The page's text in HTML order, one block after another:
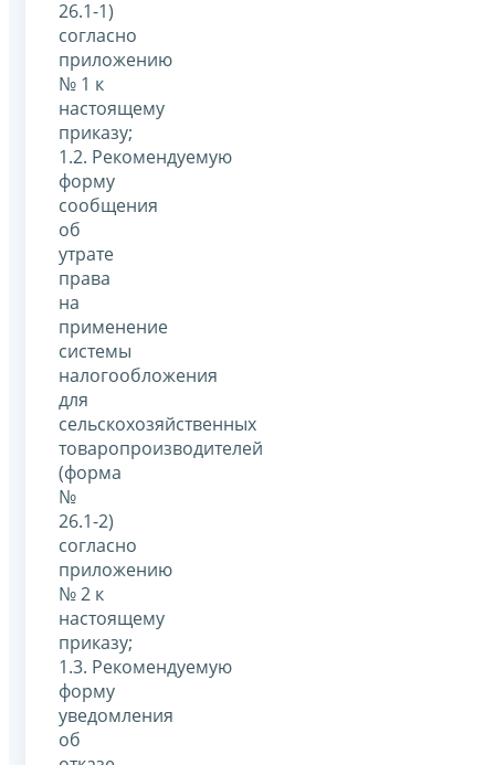
26.1-1)
согласно
приложению
№ 1 к
настоящему
приказу;
1.2. Рекомендуемую
форму
сообщения
об
утрате
права
на
применение
системы
налогообложения
для
сельскохозяйственных
товаропроизводителей
(форма
№
26.1-2)
согласно
приложению
№ 2 к
настоящему
приказу;
1.3. Рекомендуемую
форму
уведомления
об